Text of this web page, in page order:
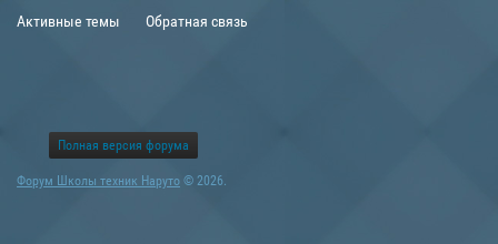
Активные темы Обратная связь
Полная версия форума
Форум Школы техник Наруто © 2026.